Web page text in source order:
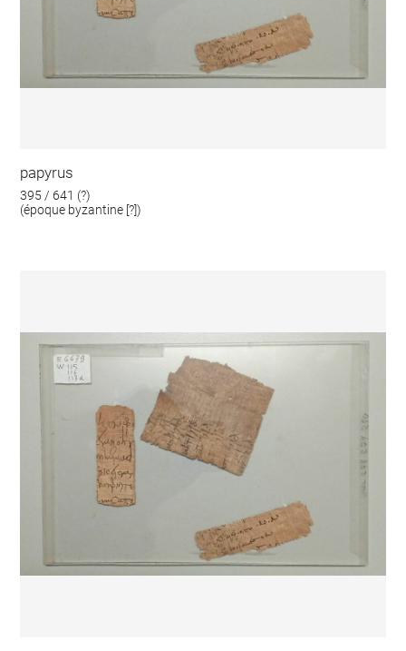
papyrus
395 / 641 (?)
(époque byzantine [?])